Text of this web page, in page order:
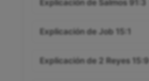
Explicación de Salmos 91:3
Explicación de Job 15:1
Explicación de 2 Reyes 15:9